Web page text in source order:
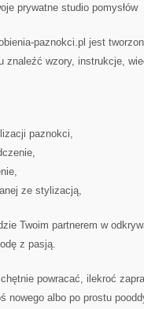
prywatne studio pomysłów
paznokci.pl jest
znaleźć wzory, instrukcje,
paznokci,
ze stylizacją,
Twoim partnerem w
z pasją.
powracać, ilekroć
nowego albo po prostu